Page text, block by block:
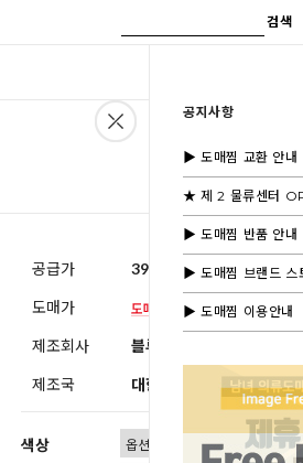
검색
공지사항
▶ 도매찜 교환 안내
★ 제 2 물류센터
▶ 도매찜 반품 안내
▶ 도매찜 브랜드 스
▶ 도매찜 이용안내
공급가 39,600원 (부가세별도)
도매가
제조회사 블루모드제휴사
제조국 대한민국
색상